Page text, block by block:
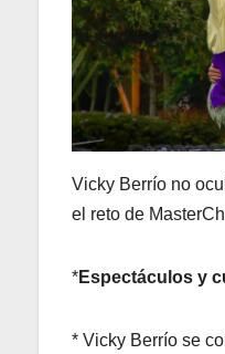
Vicky Berrío no
el reto de
*Espectáculos y
* Vicky Berrío se